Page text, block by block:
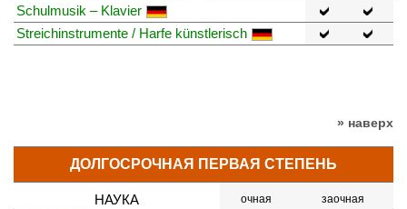
Schulmusik – Klavier
Streichinstrumente / Harfe künstlerisch
» наверх
ДОЛГОСРОЧНАЯ ПЕРВАЯ СТЕПЕНЬ
НАУКА очная заочная